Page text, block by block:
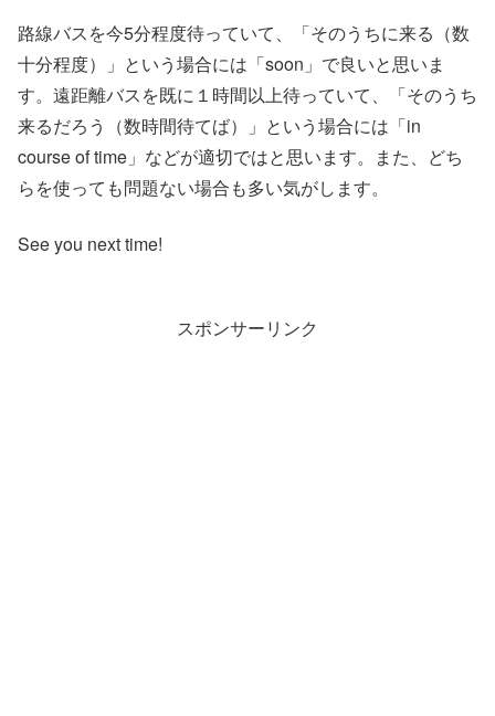
路線バスを今5分程度待っていて、「そのうちに来る（数
十分程度）」という場合には「soon」で良いと思いま
す。遠距離バスを既に１時間以上待っていて、「そのうち
来るだろう（数時間待てば）」という場合には「in
course of time」などが適切ではと思います。また、どち
らを使っても問題ない場合も多い気がします。
See you next time!
スポンサーリンク